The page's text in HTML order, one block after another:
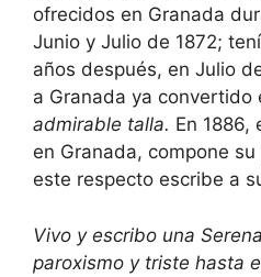
ofrecidos en Granada
Junio y Julio de 1872;
años después, en Julio
a Granada ya convertido
admirable talla. En 1886,
en Granada, compone
este respecto escribe a
Vivo y escribo una
paroxismo y triste hasta